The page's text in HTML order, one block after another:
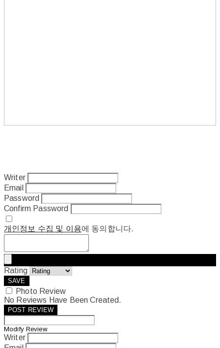
Writer
Email
Password
Confirm Password
개인정보 수집 및 이용에 동의합니다.
Rating
SAVE
Photo Review
No Reviews Have Been Created.
POST REVIEW
Modify Review
Writer